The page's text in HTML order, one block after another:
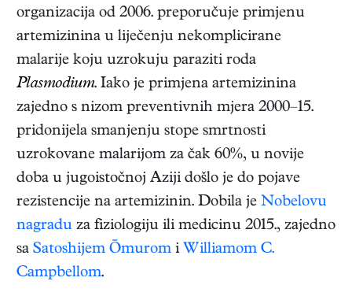
organizacija od 2006. preporučuje primjenu
artemizinina u liječenju nekomplicirane
malarije koju uzrokuju paraziti roda
Plasmodium. Iako je primjena artemizinina
zajedno s nizom preventivnih mjera 2000–15.
pridonijela smanjenju stope smrtnosti
uzrokovane malarijom za čak 60%, u novije
doba u jugoistočnoj Aziji došlo je do pojave
rezistencije na artemizinin. Dobila je Nobelovu
nagradu za fiziologiju ili medicinu 2015., zajedno
sa Satoshijem Ōmurom i Williamom C.
Campbellom.